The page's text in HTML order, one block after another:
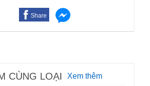
Share
CÙNG LOẠI Xem thêm